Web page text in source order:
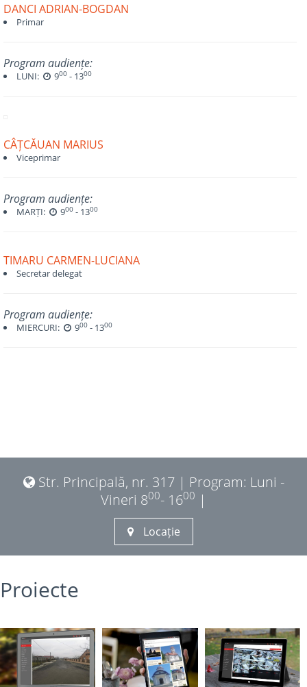
DANCI ADRIAN-BOGDAN
Primar
Program audiențe:
LUNI: 900 - 1300
CÂȚCĂUAN MARIUS
Viceprimar
Program audiențe:
MARȚI: 900 - 1300
TIMARU CARMEN-LUCIANA
Secretar delegat
Program audiențe:
MIERCURI: 900 - 1300
Str. Principală, nr. 317 | Program: Luni -
Vineri 800- 1600 |
Locație
Proiecte